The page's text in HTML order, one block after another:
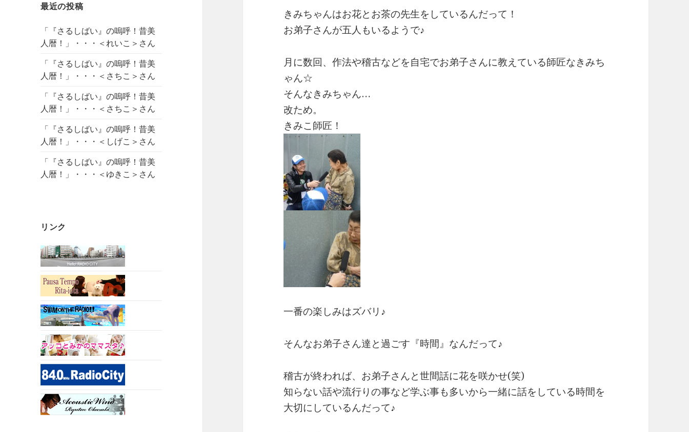
最近の投稿
「『さるしばい』の嗚呼！昔美
人暦！」・・・＜れいこ＞さん
「『さるしばい』の嗚呼！昔美
人暦！」・・・＜さちこ＞さん
「『さるしばい』の嗚呼！昔美
人暦！」・・・＜さちこ＞さん
「『さるしばい』の嗚呼！昔美
人暦！」・・・＜しげこ＞さん
「『さるしばい』の嗚呼！昔美
人暦！」・・・＜ゆきこ＞さん
リンク
きみちゃんはお花とお茶の先生をしているんだって！
お弟子さんが五人もいるようで♪
月に数回、作法や稽古などを自宅でお弟子さんに教えている師匠なきみち
ゃん☆
そんなきみちゃん…
改ため。
きみこ師匠！
一番の楽しみはズバリ♪
そんなお弟子さん達と過ごす『時間』なんだって♪
稽古が終われば、お弟子さんと世間話に花を咲かせ(笑)
知らない話や流行りの事など学ぶ事も多いから一緒に話をしている時間を
大切にしているんだって♪